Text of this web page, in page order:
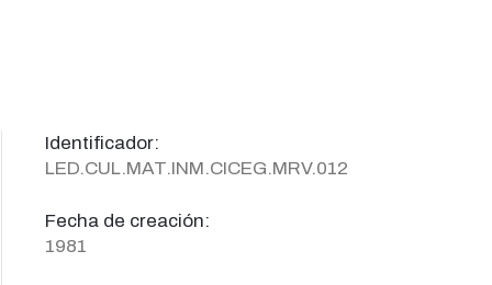
Identificador:
LED.CUL.MAT.INM.CICEG.MRV.012
Fecha de creación:
1981